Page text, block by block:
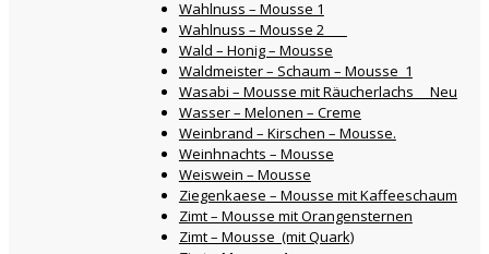
Wahlnuss – Mousse 1
Wahlnuss – Mousse 2
Wald – Honig – Mousse
Waldmeister – Schaum – Mousse 1
Wasabi – Mousse mit Räucherlachs Neu
Wasser – Melonen – Creme
Weinbrand – Kirschen – Mousse.
Weinhnachts – Mousse
Weiswein – Mousse
Ziegenkaese – Mousse mit Kaffeeschaum
Zimt – Mousse mit Orangensternen
Zimt – Mousse (mit Quark)